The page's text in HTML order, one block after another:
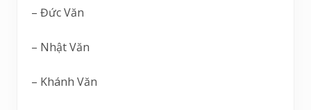
– Đức Văn
– Nhật Văn
– Khánh Văn